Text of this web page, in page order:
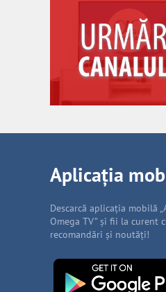
Aplicația
Descarcă aplicația mobilă
Omega TV” și fii la curent
recomandări și noutăți!